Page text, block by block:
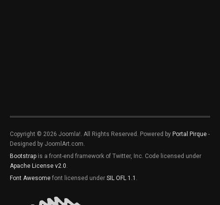
Copyright © 2026 Joomla!. All Rights Reserved. Powered by Portal Pirque -
Designed by JoomlArt.com.
Bootstrap is a front-end framework of Twitter, Inc. Code licensed under
Apache License v2.0
Font Awesome font licensed under SIL OFL 1.1